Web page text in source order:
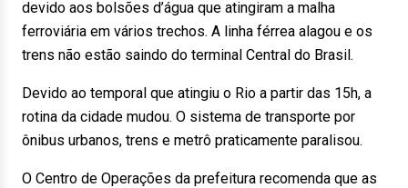
devido aos bolsões d’água que atingiram a malha
ferroviária em vários trechos. A linha férrea alagou e os
trens não estão saindo do terminal Central do Brasil.
Devido ao temporal que atingiu o Rio a partir das 15h, a
rotina da cidade mudou. O sistema de transporte por
ônibus urbanos, trens e metrô praticamente paralisou.
O Centro de Operações da prefeitura recomenda que as